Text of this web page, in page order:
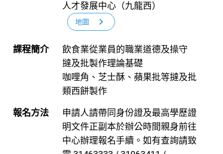
人才發展中心（九龍西）
地圖 chevron_right
課程簡介
飲食業從業員的職業道德及操守
撻及批製作理論基礎
咖哩角、芝士酥、蘋果批等撻及批
類西餅製作
報名方法
申請人請帶同身份證及最高學歷證
明文件正副本於辦公時間親身前往
中心辦理報名手續。如有查詢請致